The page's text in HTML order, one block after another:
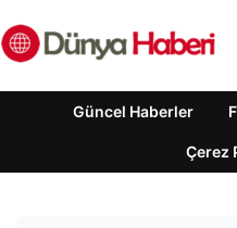
Güncel Haberler
Çerez